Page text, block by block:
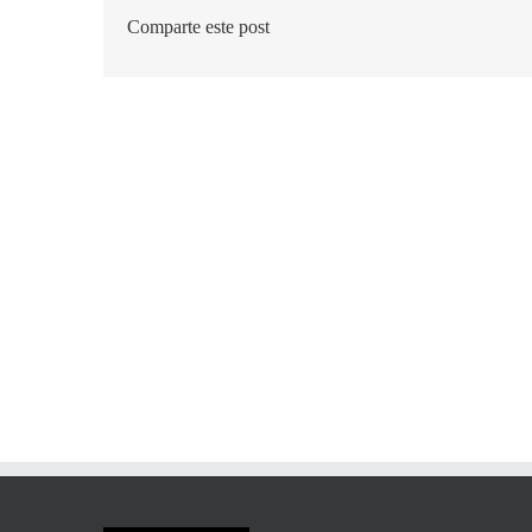
Comparte este post